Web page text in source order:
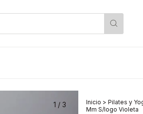
1 / 3 Inicio > Pilates y
Mm S/logo Violeta